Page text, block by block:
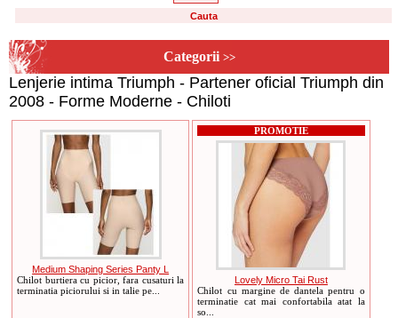
Categorii >>
Lenjerie intima Triumph - Partener oficial Triumph din
2008 - Forme Moderne - Chiloti
Medium Shaping Series Panty L
Chilot burtiera cu picior, fara cusaturi la
terminatia piciorului si in talie pe...
PROMOTIE
Lovely Micro Tai Rust
Chilot cu margine de dantela pentru o
terminatie cat mai confortabila atat la
so...